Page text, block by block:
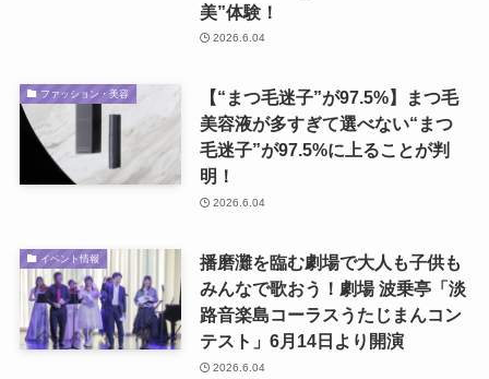
美”体験！
2026.6.04
ファッション・美容
【“まつ毛迷子”が97.5%】まつ毛
美容液が多すぎて選べない“まつ
毛迷子”が97.5%に上ることが判
明！
2026.6.04
イベント情報
播磨灘を臨む劇場で大人も子供も
みんなで歌おう！劇場 波乗亭「淡
路音楽島コーラスうたじまんコン
テスト」6月14日より開演
2026.6.04